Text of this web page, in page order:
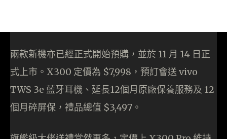
兩款新機亦已經正式開始預購，並於 11 月 14 日正
式上市。X300 定價為 $7,998，預訂會送 vivo
TWS 3e 藍牙耳機、延長12個月原廠保養服務及 12
個月碎屏保，禮品總值 $3,497。